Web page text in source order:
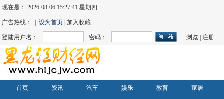
现在是：2026-08-06 15:27:41 星期四
广告热线： |设为首页 | 加入收藏
登陆用户名： 密码： 浏览 |注册
首页 资讯 汽车 娱乐 教育 家居